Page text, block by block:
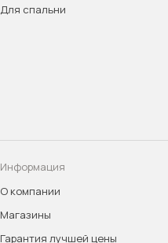
Для спальни
Информация
О компании
Магазины
Гарантия лучшей цены